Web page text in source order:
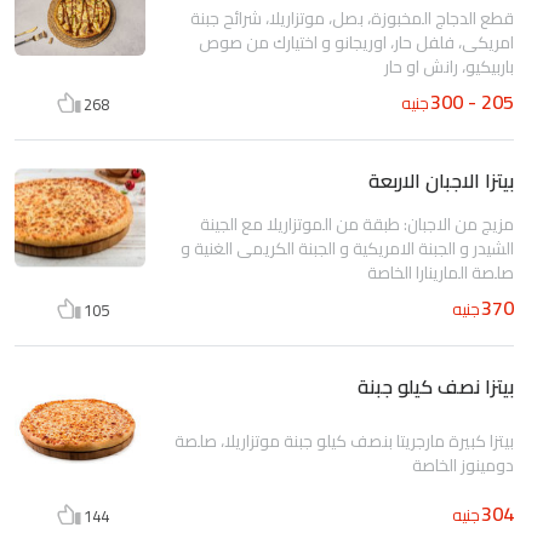
قطع الدجاج المخبوزة، بصل، موتزاريلا، شرائح جبنة
امريكى، فلفل حار، اوريجانو و اختيارك من صوص
باربيكيو، رانش او حار
205 - 300 جنيه 268
بيتزا الاجبان الاربعة
مزيج من الاجبان: طبقة من الموتزاريلا مع الجينة
الشيدر و الجبنة الامريكية و الجبنة الكريمى الغنية و
صلصة المارينارا الخاصة
370جنيه 105
بيتزا نصف كيلو جبنة
بيتزا كبيرة مارجريتا بنصف كيلو جبنة موتزاريلا، صلصة
دومينوز الخاصة
304جنيه 144